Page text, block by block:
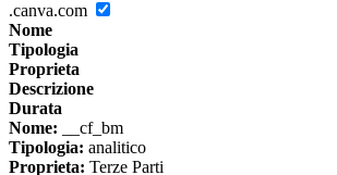
.canva.com
Nome
Tipologia
Proprieta
Descrizione
Durata
Nome: __cf_bm
Tipologia: analitico
Proprieta: Terze Parti